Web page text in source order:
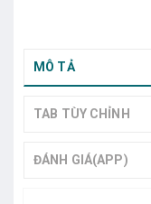
MÔ TẢ
TAB TÙY CHỈNH
ĐÁNH GIÁ(APP)